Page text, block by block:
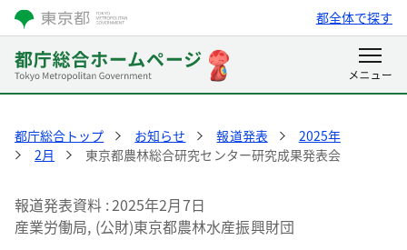
都全体で探す
都庁総合トップ お知らせ 報道発表
2025年
2月
東京都農林総合研究センター研究成果発表会
報道発表資料 2025年2月7日
産業労働局, (公財)東京都農林水産振興財団